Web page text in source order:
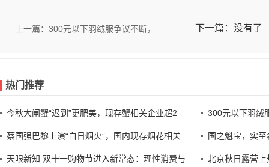
上一篇：300元以下羽绒服争议不断， 下一篇：没有了
热门推荐
今秋大闸蟹“迟到”更肥美，现存蟹相关企业超2 300元以下羽绒
蔡国强巴黎上演“白日烟火”，国内现存烟花相关 国之魁宝，实
天眼新知 双十一购物节进入新常态：理性消费与 北京秋日露营